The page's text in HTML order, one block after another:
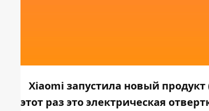
Xiaomi запустила новый
этот раз это электрическая